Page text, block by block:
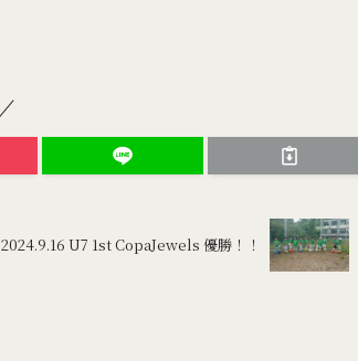
2024.9.16 U7 1st CopaJewels 優勝！！